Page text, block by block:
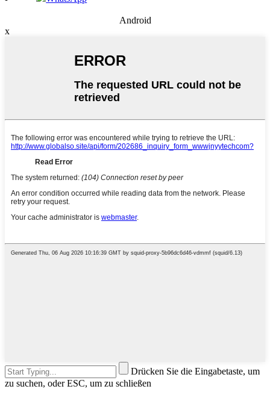
Android
x
Drücken Sie die Eingabetaste, um
zu suchen, oder ESC, um zu schließen